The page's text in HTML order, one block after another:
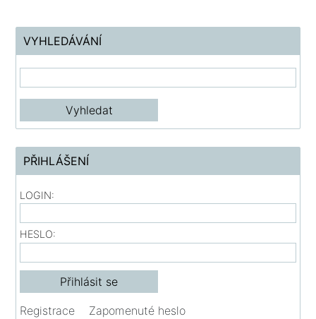
VYHLEDÁVÁNÍ
PŘIHLÁŠENÍ
LOGIN:
HESLO:
Registrace Zapomenuté heslo